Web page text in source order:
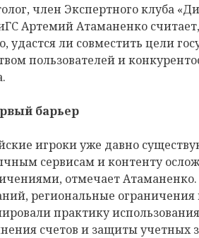
член Экспертного клуба
Артемий Атаманенко считает,
удастся ли совместить цели
пользователей и
барьер
игроки уже давно
сервисам и контенту
отмечает
региональные
практику
счетов и защиты учетных